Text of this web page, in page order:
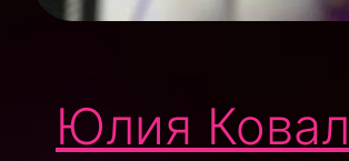
Юлия